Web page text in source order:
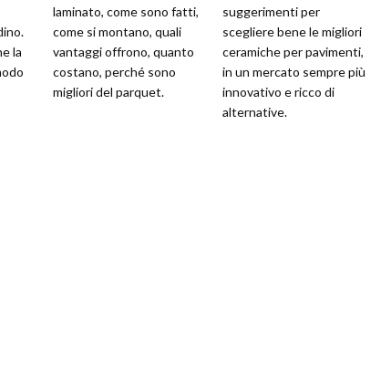
la
laminato, come sono fatti,
come si montano, quali
vantaggi offrono, quanto
costano, perché sono
migliori del parquet.
suggerimenti per
scegliere bene le migliori
ceramiche per pavimenti,
in un mercato sempre più
innovativo e ricco di
alternative.